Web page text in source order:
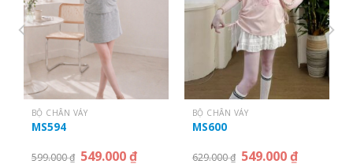
BỘ CHÂN VÁY
MS594
599.000₫ 549.000₫
BỘ CHÂN VÁY
MS600
629.000₫ 549.000₫